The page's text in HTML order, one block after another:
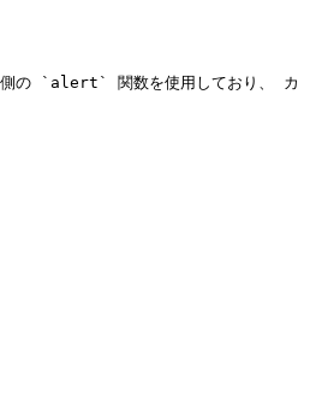
ー側の `alert` 関数を使用しており、 カ